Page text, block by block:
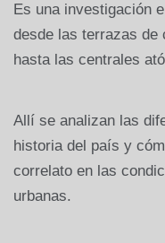
Es una investigación
desde las terrazas de
hasta las centrales
Allí se analizan las
historia del país y
correlato en las
urbanas.